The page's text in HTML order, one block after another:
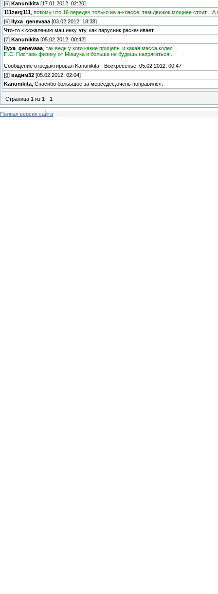
[5] Kanunikita [17.01.2012, 02:20]
111zerg111 потому что 16 передач только на а-классе, там движок мощнее стоит...
[6] Ilyxa_genevaaa [03.02.2012, 18:38]
Что-то к сожалению машинку эту, как парусник раскачивает.
[7] Kanunikita [05.02.2012, 00:42]
Ilyxa_genevaaa так ведь у кого какие прицепы и какая масса колес...
П.С. Плставь физику от Мишука и больше не будешь напрягаться...
Сообщение отредактировал Kanunikita - Воскресенье, 05.02.2012, 00:47
[8] вадим32 [05.02.2012, 02:04]
Kanunikita , Спасибо болььшое за мерседес,очень понравился.
Страница 1 из 1 1
Полная версия сайта